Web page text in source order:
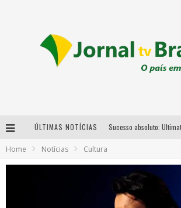
ÚLTIMAS NOTÍCIAS
Home Notícias Cultura